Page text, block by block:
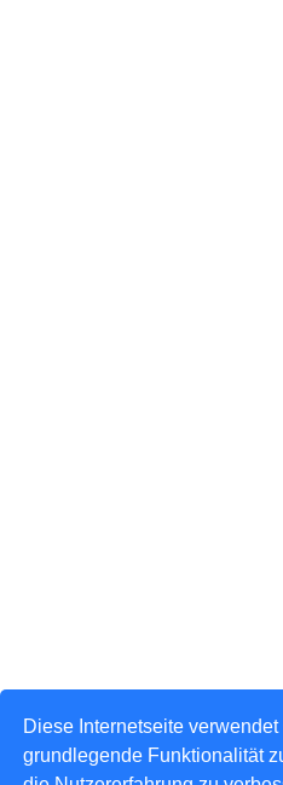
Diese Internetseite
grundlegende Funktionalität